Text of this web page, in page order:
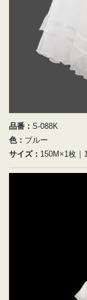
品番： S-088K
色： ブルー
サイズ： 150M×1枚｜